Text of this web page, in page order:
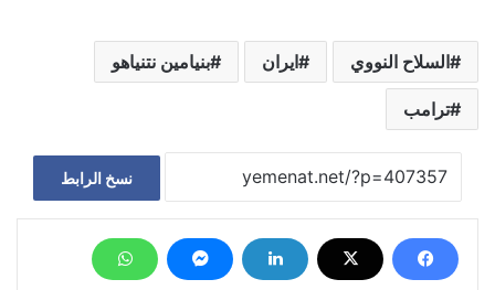
السلاح النووي ايران بنيامين نتنياهو
ترامب
نسخ الرابط